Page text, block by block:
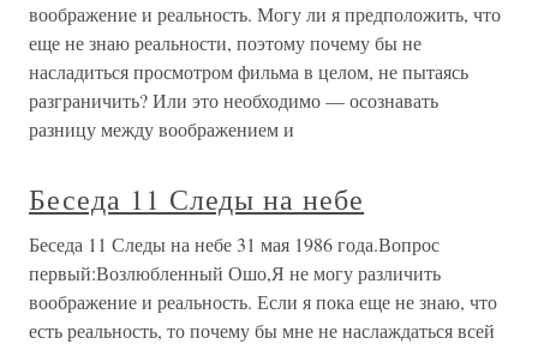
воображение и реальность. Могу ли я предположить, что
еще не знаю реальности, поэтому почему бы не
насладиться просмотром фильма в целом, не пытаясь
разграничить? Или это необходимо — осознавать
разницу между воображением и
Беседа 11 Следы на небе
Беседа 11 Следы на небе 31 мая 1986 года.Вопрос
первый:Возлюбленный Ошо,Я не могу различить
воображение и реальность. Если я пока еще не знаю, что
есть реальность, то почему бы мне не наслаждаться всей